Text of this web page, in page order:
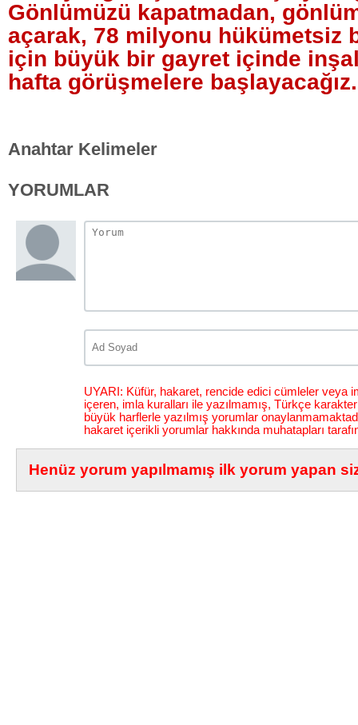
Gönlümüzü kapatmadan,
açarak, 78 milyonu hükümetsiz
için büyük bir gayret içinde
hafta görüşmelere
Anahtar Kelimeler
YORUMLAR
UYARI: Küfür, hakaret, rencide edici cümleler veya
içeren, imla kuralları ile yazılmamış, Türkçe
büyük harflerle yazılmış yorumlar
hakaret içerikli yorumlar hakkında muhatapları
Henüz yorum yapılmamış ilk yorum yapan